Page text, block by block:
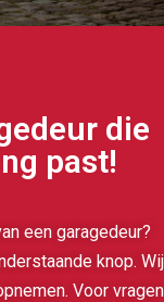
die
past!
een garagedeur?
knop. Wij
Voor vragen